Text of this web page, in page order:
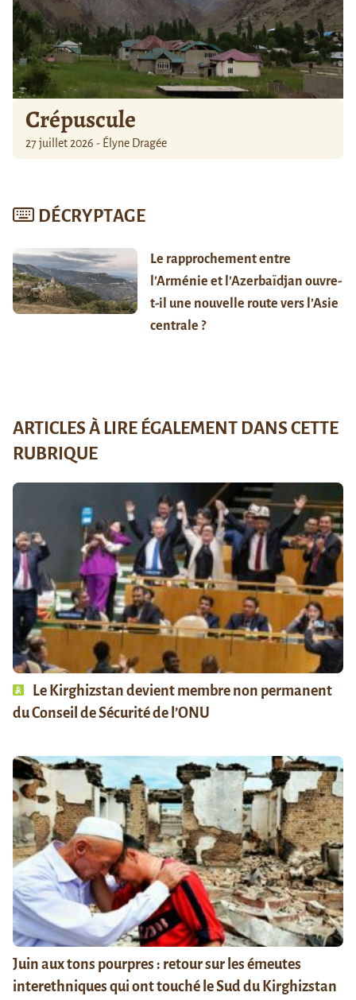
Crépuscule
27 juillet 2026 - Élyne Dragée
DÉCRYPTAGE
Le rapprochement entre
l’Arménie et l’Azerbaïdjan ouvre-
t-il une nouvelle route vers l’Asie
centrale ?
ARTICLES À LIRE ÉGALEMENT DANS CETTE
RUBRIQUE
Le Kirghizstan devient membre non permanent
du Conseil de Sécurité de l’ONU
Juin aux tons pourpres : retour sur les émeutes
interethniques qui ont touché le Sud du Kirghizstan